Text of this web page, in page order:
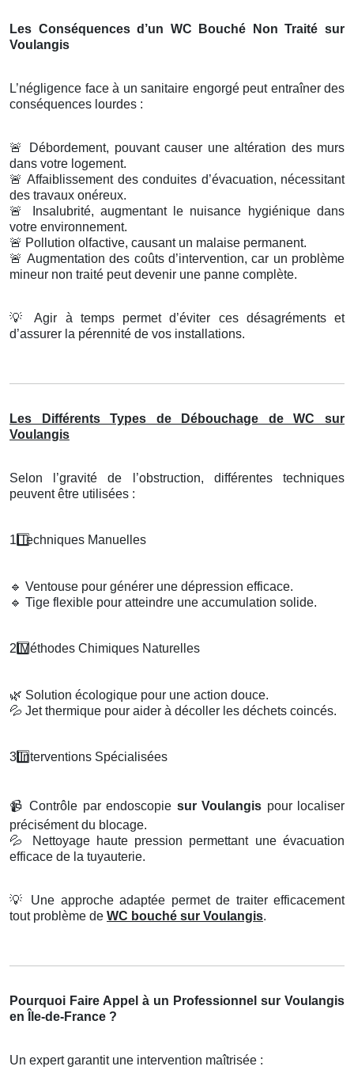
Les Conséquences d’un WC Bouché Non Traité sur
Voulangis
L’négligence face à un sanitaire engorgé peut entraîner des
conséquences lourdes :
🚨
Débordement, pouvant causer une altération des murs
dans votre logement.
🚨 Affaiblissement des conduites d’évacuation, nécessitant
des travaux onéreux.
🚨
Insalubrité, augmentant le nuisance hygiénique dans
votre environnement.
🚨 Pollution olfactive, causant un malaise permanent.
🚨 Augmentation des coûts d’intervention, car un problème
mineur non traité peut devenir une panne complète.
💡
Agir à temps permet d’éviter ces désagréments et
d’assurer la pérennité de vos installations.
Les Différents Types de Débouchage de WC sur
Voulangis
Selon l’gravité de l’obstruction, différentes techniques
peuvent être utilisées :
1️ Techniques Manuelles
🔹 Ventouse pour générer une dépression efficace.
🔹 Tige flexible pour atteindre une accumulation solide.
2️ Méthodes Chimiques Naturelles
🌿 Solution écologique pour une action douce.
💦 Jet thermique pour aider à décoller les déchets coincés.
3️Interventions Spécialisées
📹 Contrôle par endoscopie sur Voulangis pour localiser
précisément du blocage.
💦
Nettoyage haute pression permettant une évacuation
efficace de la tuyauterie.
💡
Une approche adaptée permet de traiter efficacement
tout problème de WC bouché sur Voulangis.
Pourquoi Faire Appel à un Professionnel sur Voulangis
en Île-de-France ?
Un expert garantit une intervention maîtrisée :